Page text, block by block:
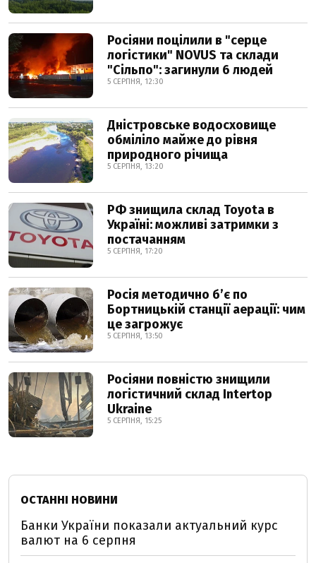
Росіяни поцілили в "серце
логістики" NOVUS та склади
"Сільпо": загинули 6 людей
5 СЕРПНЯ, 12:30
Дністровське водосховище
обміліло майже до рівня
природного річища
5 СЕРПНЯ, 13:20
РФ знищила склад Toyota в
Україні: можливі затримки з
постачанням
5 СЕРПНЯ, 17:20
Росія методично б’є по
Бортницькій станції аерації: чим
це загрожує
5 СЕРПНЯ, 13:50
Росіяни повністю знищили
логістичний склад Intertop
Ukraine
5 СЕРПНЯ, 15:25
ОСТАННІ НОВИНИ
Банки України показали актуальний курс
валют на 6 серпня